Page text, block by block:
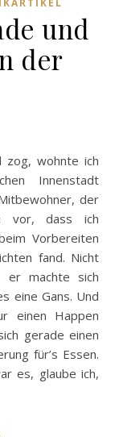
und
der
Innenstadt
der
vor, dass ich
Vorbereiten
fand. Nicht
er machte sich
eine Gans. Und
einen Happen
gerade einen
für’s Essen.
es, glaube ich,